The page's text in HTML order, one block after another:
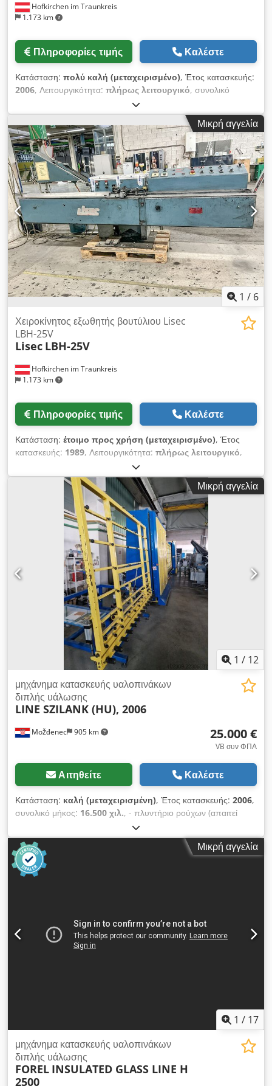
Hofkirchen im Traunkreis
1.173 km
Πληροφορίες τιμής Καλέστε
Κατάσταση: πολύ καλή (μεταχειρισμένο), Έτος κατασκευής:
2006, Λειτουργικότητα: πλήρως λειτουργικό, συνολικό
, συνολικό πλάτος:
ύψος:3.700 χιλ., ύψος εργασίας:500 χιλ., τάση εισόδου:400
V, συνολικό βάρος:6.000 κιλ, είδος εισερχόμενου ρεύματος:
τριφασικός, Μηχανή πλήρωσης αερίου της Lisec, μοντέλο
FPS-36/27US, κατασκευής 2006, με κατεύθυνση λειτουργίας
από δεξιά προς αριστερά, η οποία αποτελείται από τα
ακόλουθα εξαρτήματα: RTVN-27/27MZ, ζώνη μέτρησης της
μηχανής πλήρωσης αερίου FPS-36/27US, μηχανή πλήρωσης
αερίου για άργυρο Dedjzpvx Sjpfx Agteck Η μηχανή βρίσκεται
σε καλή λειτουργική κατάσταση και πωλείται στην τρέχουσα
κατάστασή της, όπως είναι, στο εργοστάσιο (EXW), στην
τρέχουσα τοποθεσία της στη Ρουμανία, αποσυναρμολογημένη
και έτοιμη για φόρτωση σε φορτηγό. Είναι άμεσα διαθέσιμη.
Μικρή αγγελία
1 / 6
Hofkirchen im Traunkreis
1.173 km
Χειροκίνητος εξωθητής βουτύλιου Lisec
LBH-25V
Lisec LBH-25V
Πληροφορίες τιμής Καλέστε
Κατάσταση: έτοιμο προς χρήση (μεταχειρισμένο), Έτος
κατασκευής: 1989, Λειτουργικότητα: πλήρως λειτουργικό,
, συνολικό πλάτος:
συνολικό ύψος:1.000 χιλ., ύψος εργασίας:800 χιλ., τάση
400 V, συνολικό βάρος:800 κιλ, είδος εισερχόμενου
τριφασικός, Χειροκίνητη μηχανή εκτύπωσης
βουτυλίου Lisec, μοντέλο LBH-25V, έτους κατασκευής 1989,
πλήρως λειτουργική. Χωρητικότητα του δοχείου αποθήκευσης
βουτυλίου: 2 δοχεία των 7,5 κιλών το καθένα. Εφαρμογή
βουτυλίου για πλάτη διαχωριστικών από 6 έως 24 χιλιοστά.
Dsdpfx Agjzn Np Ijteck Διαθέσιμη άμεσα από την αποθήκη
μας στην πόλη Χόφκιρχεν, Αυστρία.
Μικρή αγγελία
1 / 12
Možđenec 905 km
μηχάνημα κατασκευής υαλοπινάκων
διπλής υάλωσης
LINE SZILANK (HU), 2006
25.000 €
VB συν ΦΠΑ
Αιτηθείτε Καλέστε
Κατάσταση: καλή (μεταχειρισμένη), Έτος κατασκευής: 2006,
συνολικό μήκος: 16.500 χιλ., - πλυντήριο ρούχων (απαιτεί
ανακαίνιση) - σταθμός συναρμολόγησης - πρέσα για πάνελ
χωρίς γέμισμα αερίου, σε καλή κατάσταση (διαστάσεις 2100 x
2500 mm) - αποσυναρμολογούμενο τραπέζι Dcsdpozk A
Hxofx Agtsk - έτος κατασκευής: 2006 - μήκος γραμμής: 16,5
μέτρα - κατεύθυνση: από δεξιά προς τα αριστερά
Μικρή αγγελία
1 / 17
μηχάνημα κατασκευής υαλοπινάκων
διπλής υάλωσης
FOREL INSULATED GLASS LINE H
2500